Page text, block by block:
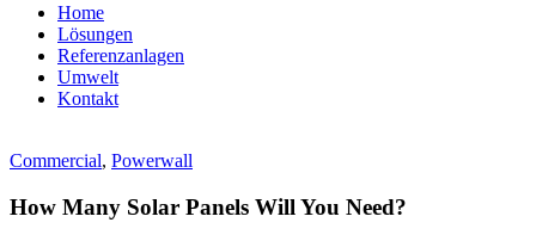
Home
Lösungen
Referenzanlagen
Umwelt
Kontakt
Commercial, Powerwall
How Many Solar Panels Will You Need?